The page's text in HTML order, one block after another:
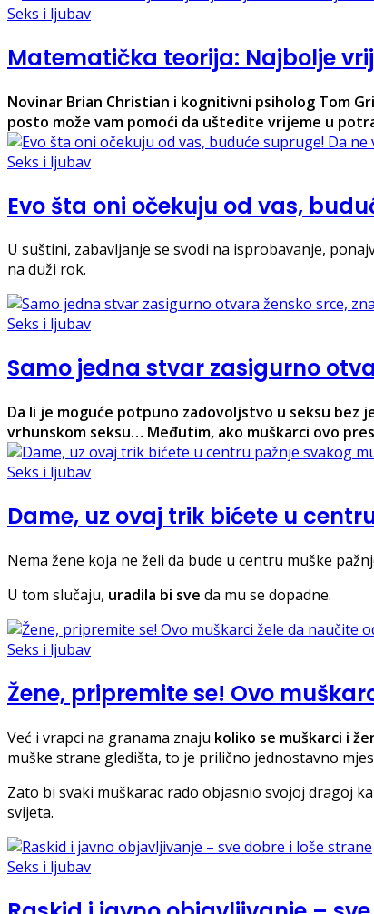
Seks i ljubav
Matematička teorija: Najbolje
Novinar Brian Christian i kognitivni psiholog Tom
posto može vam pomoći da uštedite vrijeme u
Seks i ljubav
Evo šta oni očekuju od vas,
U suštini, zabavljanje se svodi na isprobavanje,
na duži rok.
Seks i ljubav
Samo jedna stvar zasigurno
Da li je moguće potpuno zadovoljstvo u seksu
vrhunskom seksu… Međutim, ako muškarci ovo
Seks i ljubav
Dame, uz ovaj trik bićete u
Nema žene koja ne želi da bude u centru muške
U tom slučaju, uradila bi sve da mu se dopadne.
Seks i ljubav
Žene, pripremite se! Ovo
Već i vrapci na granama znaju koliko se muškarci i
muške strane gledišta, to je prilično jednostavno
Zato bi svaki muškarac rado objasnio svojoj dragoj
svijeta.
Seks i ljubav